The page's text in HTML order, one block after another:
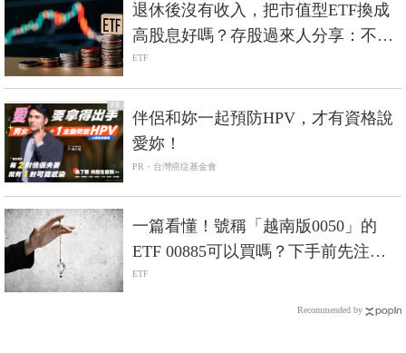
退休後沒有收入，把市值型ETF換成
高股息好嗎？存股過來人分享：不會
轉向高股息
ETF
PR
伴侶和妳一起預防HPV，才有資格說
愛妳！
PR・台灣癌症基金會
一篇看懂！號稱「越南版0050」的
ETF 00885可以買嗎？下手前先注意
這3點！
ETF
Recommended by